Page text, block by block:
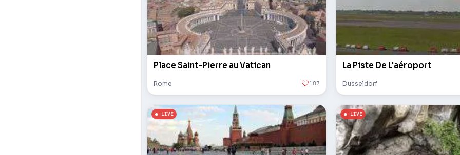
Place Saint-Pierre au Vatican
Rome 187
La Piste De L'aéroport
Düsseldorf